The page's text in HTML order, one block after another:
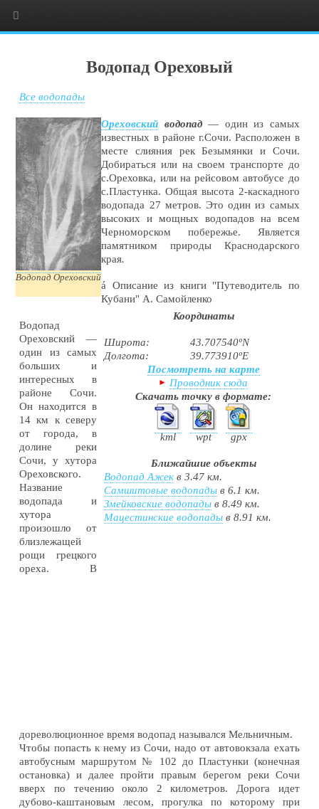
Водопад Ореховый
Все водопады
Водопад Ореховский
Координаты
Широта:
43.707540ºN
Долгота:
39.773910ºE
Посмотреть на карте
Проводник сюда
Скачать точку в формате:
kml wpt gpx
Ближайшие объекты
Водопад Ажекв 3.47 км.
Самшитовые водопадыв 6.1 км.
Змейковские водопадыв 8.49 км.
Мацестинские водопадыв 8.91 км.
Ореховский водопад— один из самых
известных в районе г.Сочи. Расположен в
месте слияния рек Безымянки и Сочи.
Добираться или на своем транспорте до
с.Ореховка, или на рейсовом автобусе до
с.Пластунка. Общая высота 2-каскадного
водопада 27 метров. Это один из самых
высоких и мощных водопадов на всем
Черноморском побережье. Является
памятником природы Краснодарского
края.
á Описание из книги "Путеводитель по
Кубани" А. Самойленко
Водопад
Ореховский —
один из самых
больших и
интересных в
районе Сочи.
Он находится в
14 км к северу
от города, в
долине реки
Сочи, у хутора
Ореховского.
Название
водопада и
хутора
произошло от
близлежащей
рощи грецкого
ореха. В
дореволюционное время водопад назывался Мельничным.
Чтобы попасть к нему из Сочи, надо от автовокзала ехать
автобусным маршрутом № 102 до Пластунки (конечная
остановка) и далее пройти правым берегом реки Сочи
вверх по течению около 2 километров. Дорога идет
дубово-каштановым лесом, прогулка по которому при